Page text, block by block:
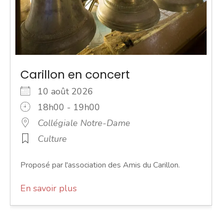
Carillon en concert
10 août 2026
18h00 - 19h00
Collégiale Notre-Dame
Culture
Proposé par l'association des Amis du Carillon.
En savoir plus